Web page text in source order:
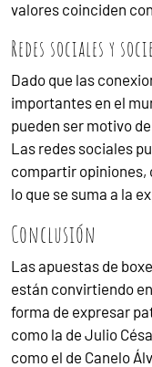
valores coinciden
Redes sociales y
Dado que las
importantes en el
pueden ser motivo
Las redes sociales
compartir opiniones,
lo que se suma a la
Conclusión
Las apuestas de
están convirtiendo
forma de expresar
como la de Julio
como el de Canelo